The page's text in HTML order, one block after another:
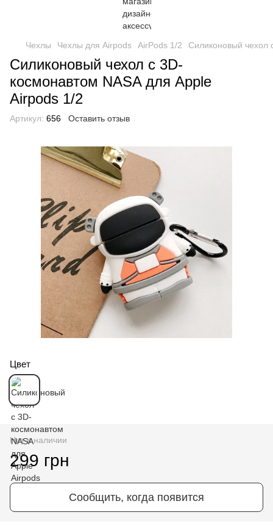
Чехлы Чехлы для Airpods AirPods 1/2 Силиконовый чехол
Силиконовый чехол с 3D-
космонавтом NASA для Apple
Airpods 1/2
Артикул: 656 Оставить отзыв
Цвет
Нет в наличии
299 грн
Сообщить, когда появится